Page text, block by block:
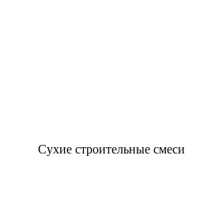
Сухие строительные смеси